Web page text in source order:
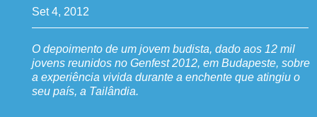
Set 4, 2012
O depoimento de um jovem budista, dado aos 12 mil
jovens reunidos no Genfest 2012, em Budapeste, sobre
a experiência vivida durante a enchente que atingiu o
seu país, a Tailândia.